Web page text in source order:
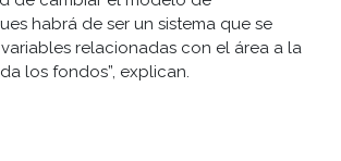
habrá de ser un sistema que se
relacionadas con el área a la
los fondos”, explican.